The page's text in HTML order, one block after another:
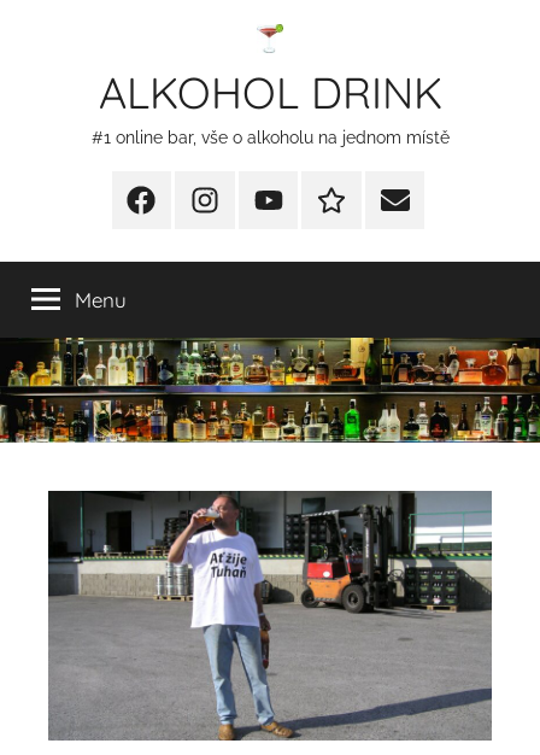
ALKOHOL DRINK
#1 online bar, vše o alkoholu na jednom místě
FacebookInstagram
YT
Redakční
E-
Menu